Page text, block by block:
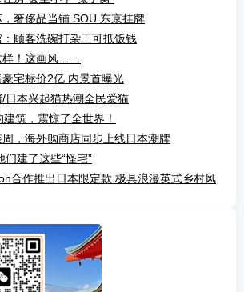
奢侈品当铺 SOU 东京挂牌
顾客洗碗打杂工可抵饭钱
样！这画风……
宅标价2亿 内景首曝光
日本兴起猫热潮全民爱猫
筑，震惊了全世界！
，海外购商店同步上线日本潮牌
建了这些“怪宅”
合作推出日本限定款 极具浪漫英式乡村风